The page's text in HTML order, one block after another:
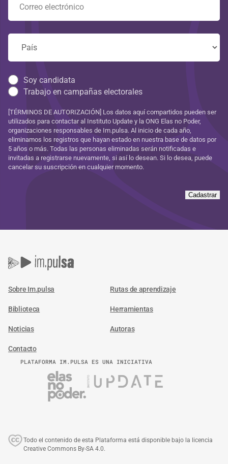
Soy candidata
Trabajo en campañas electorales
[TÉRMINOS DE AUTORIZACIÓN] Los datos aquí compartidos pueden ser
utilizados para contactar al Instituto Update y la ONG Elas no Poder,
organizaciones responsables de Im.pulsa. Al inicio de cada año,
eliminamos los registros que hayan estado en nuestra base de datos por
5 años o más. Todas las personas eliminadas serán notificadas e
invitadas a registrarse nuevamente, si así lo desean. Si lo desea, puede
cancelar su suscripción en cualquier momento.
Cadastrar
Sobre Im.pulsa Rutas de aprendizaje
Biblioteca Herramientas
Noticias Autoras
Contacto
PLATAFORMA IM.PULSA ES UNA INICIATIVA
Todo el contenido de esta Plataforma está disponible bajo la licencia
Creative Commons By-SA 4.0.